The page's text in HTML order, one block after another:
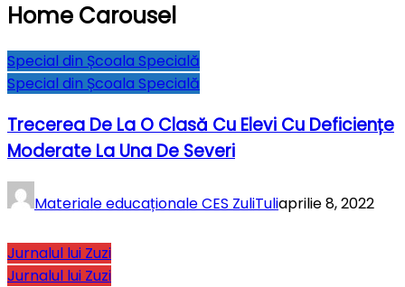
Home Carousel
Special din Școala Specială
Special din Școala Specială
Trecerea De La O Clasă Cu Elevi Cu Deficiențe
Moderate La Una De Severi
Materiale educaționale CES ZuliTuliaprilie 8, 2022
Jurnalul lui Zuzi
Jurnalul lui Zuzi